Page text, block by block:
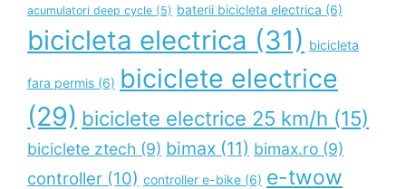
acumulatori deep cycle (5) baterii bicicleta electrica (6)
bicicleta electrica (31) bicicleta
fara permis (6) biciclete electrice
(29) biciclete electrice 25 km/h (15)
biciclete ztech (9) bimax (11) bimax.ro (9)
controller (10) controller e-bike (6) e-twow